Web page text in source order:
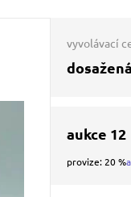
vyvolávací
aukce 12
provize: 20 %